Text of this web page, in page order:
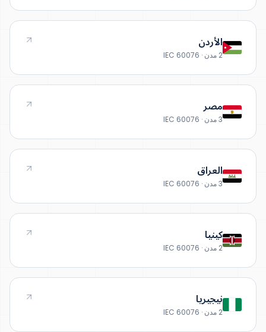
الأردن
2 مدن · IEC 60076
مصر
3 مدن · IEC 60076
العراق
3 مدن · IEC 60076
كينيا
2 مدن · IEC 60076
نيجيريا
2 مدن · IEC 60076